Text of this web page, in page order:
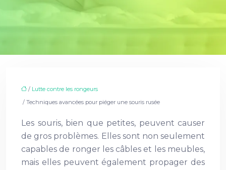
/ Lutte contre les rongeurs
/ Techniques avancées pour piéger une souris rusée
Les souris, bien que petites, peuvent causer
de gros problèmes. Elles sont non seulement
capables de ronger les câbles et les meubles,
mais elles peuvent également propager des